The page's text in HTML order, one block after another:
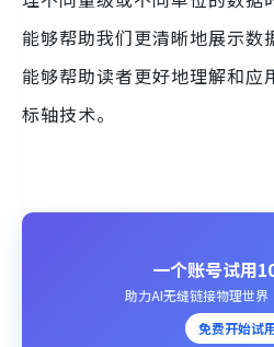
能够帮助我们更清晰地展示数
能够帮助读者更好地理解和应
标轴技术。
一个账号试用
助力AI无缝链接物理世
免费开始试